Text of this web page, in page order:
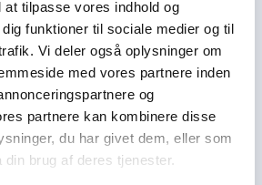
tilpasse vores indhold og
funktioner til sociale medier og til
Vi deler også oplysninger om
med vores partnere inden
og
partnere kan kombinere disse
du har givet dem, eller som
brug af deres tjenester.
spejdergruppen/FDF’ere, m.fl.
Kontor
Tjenpengeogstoet.dk
Ejby Industrivej 91
DK – 2600 Glostrup
CVR: 19347508